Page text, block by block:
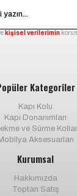
kişisel verilerimin
Kategoriler
Kapı Kolu
Kapı Donanımları
ve Sürme Kollar
Aksesuarları
Kurumsal
Hakkımızda
Toptan Satış